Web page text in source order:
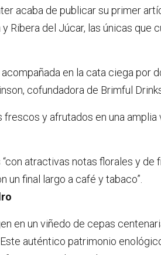
acaba de publicar su primer
Ribera del Júcar, las únicas
en la cata ciega
cofundadora de Brimful
y afrutados en una
atractivas notas florales y
un final largo a café y tabaco”.
en un viñedo de cepas
auténtico patrimonio